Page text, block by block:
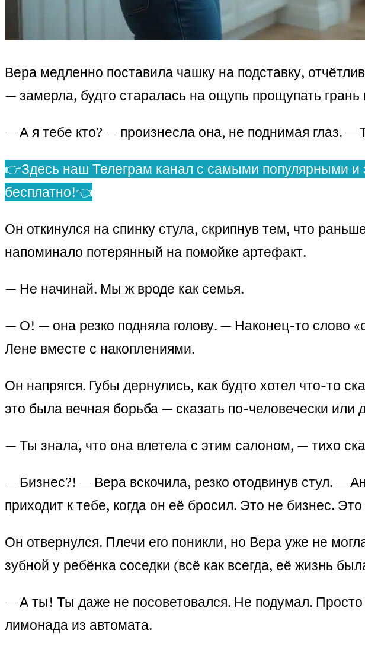
Вера медленно поставила чашку на подставку,
— замерла, будто старалась на ощупь прощупать
— А я тебе кто? — произнесла она, не поднимая глаз. —
👉Здесь наш Телеграм канал с самыми популярными
бесплатно!👈
Он откинулся на спинку стула, скрипнув тем, что
напоминало потерянный на помойке артефакт.
— Не начинай. Мы ж вроде как семья.
— О! — она резко подняла голову. — Наконец-то слово
Лене вместе с накоплениями.
Он напрягся. Губы дернулись, как будто хотел что-то
это была вечная борьба — сказать по-человечески или
— Ты знала, что она влетела с этим салоном, — тихо
— Бизнес?! — Вера вскочила, резко отодвинув стул. —
приходит к тебе, когда он её бросил. Это не бизнес.
Он отвернулся. Плечи его поникли, но Вера уже не
зубной у ребёнка соседки (всё как всегда, её жизнь
— А ты! Ты даже не посоветовался. Не подумал. Просто
лимонада из автомата.